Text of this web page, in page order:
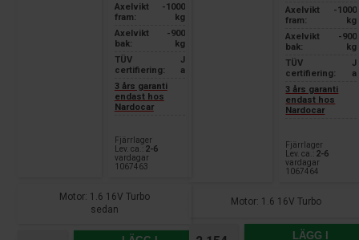
Axelvikt
fram:
-1000
kg
Axelvikt
bak:
-900
kg
TÜV
certifiering:
J
a
3 års garanti
endast hos
Nardocar
Fjärrlager
Lev. ca.:
2-6
vardagar
1067463
Motor: 1.6 16V Turbo
sedan
Axelvikt
fram:
-1000
kg
Axelvikt
bak:
-900
kg
TÜV
certifiering:
J
a
3 års garanti
endast hos
Nardocar
Fjärrlager
Lev. ca.: 2-6
vardagar
1067464
Motor: 1.6 16V Turbo
LÄGG I